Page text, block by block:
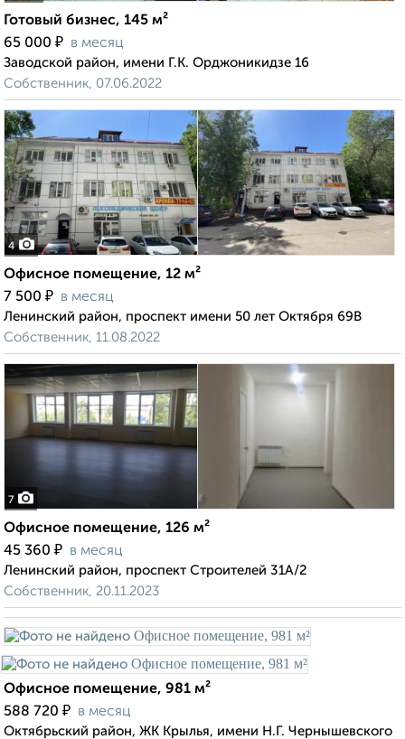
Готовый бизнес, 145 м²
65 000 ₽ в месяц
Заводской район, имени Г.К. Орджоникидзе 16
Собственник, 07.06.2022
4
Офисное помещение, 12 м²
7 500 ₽ в месяц
Ленинский район, проспект имени 50 лет Октября 69В
Собственник, 11.08.2022
7
Офисное помещение, 126 м²
45 360 ₽ в месяц
Ленинский район, проспект Строителей 31А/2
Собственник, 20.11.2023
Офисное помещение, 981 м²
588 720 ₽ в месяц
Октябрьский район, ЖК Крылья, имени Н.Г. Чернышевского